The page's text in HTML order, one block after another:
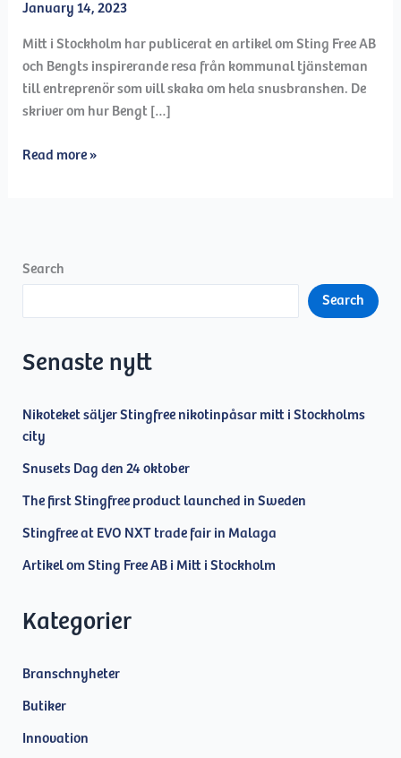
January 14, 2023
Mitt i Stockholm har publicerat en artikel om Sting Free AB
och Bengts inspirerande resa från kommunal tjänsteman
till entreprenör som vill skaka om hela snusbranshen. De
skriver om hur Bengt […]
Artikel
i
Mitt
Read more »
Search
Search
Senaste nytt
Nikoteket säljer Stingfree nikotinpåsar mitt i Stockholms
city
Snusets Dag den 24 oktober
The first Stingfree product launched in Sweden
Stingfree at EVO NXT trade fair in Malaga
Artikel om Sting Free AB i Mitt i Stockholm
Kategorier
Branschnyheter
Butiker
Innovation